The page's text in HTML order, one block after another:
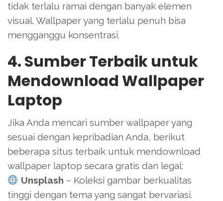
tidak terlalu ramai dengan banyak elemen
visual. Wallpaper yang terlalu penuh bisa
mengganggu konsentrasi.
4. Sumber Terbaik untuk
Mendownload Wallpaper
Laptop
Jika Anda mencari sumber wallpaper yang
sesuai dengan kepribadian Anda, berikut
beberapa situs terbaik untuk mendownload
wallpaper laptop secara gratis dan legal:
Unsplash – Koleksi gambar berkualitas
tinggi dengan tema yang sangat bervariasi.